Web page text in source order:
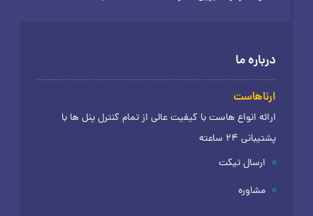
درباره ما
ارناهاست
ارائه انواع هاست با کیفیت عالی از تمام کنترل پنل ها با
پشتیبانی 24 ساعته
ارسال تیکت
مشاوره